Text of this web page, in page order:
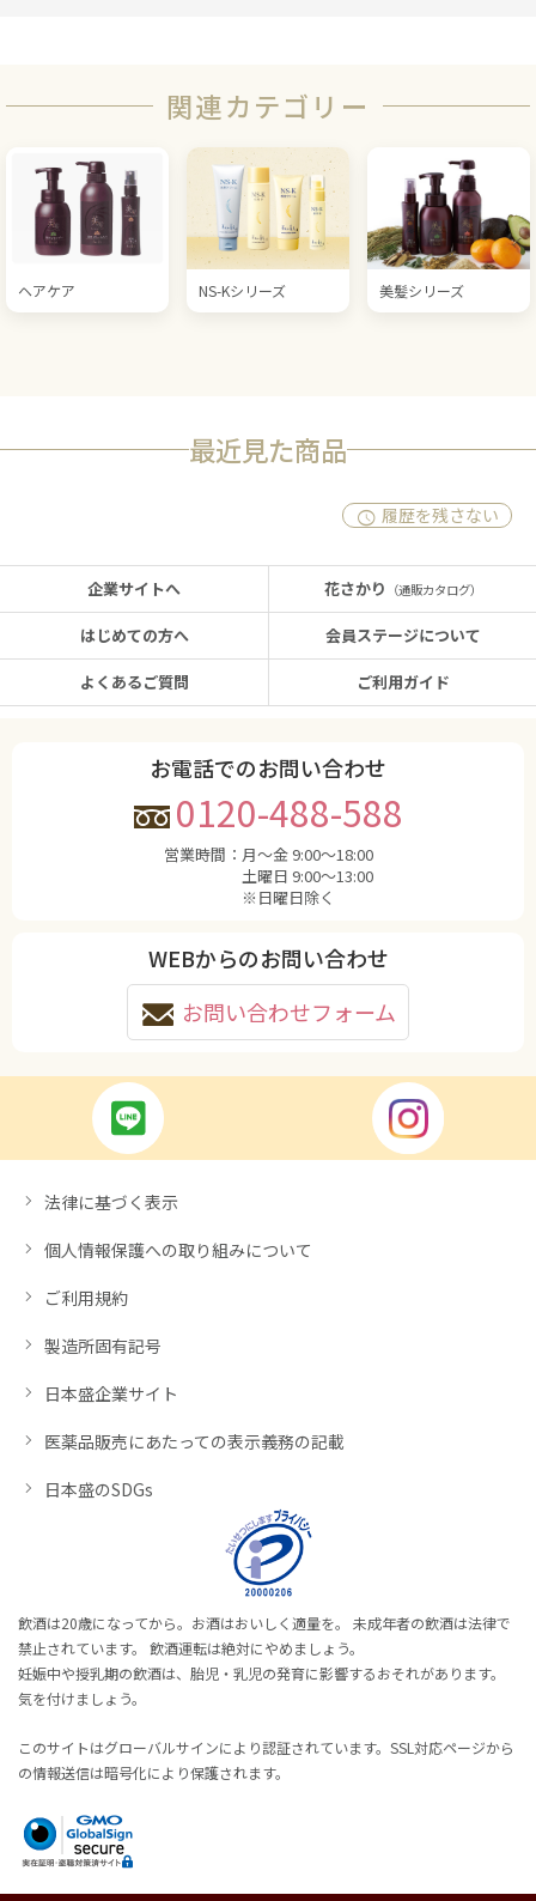
関連カテゴリー
ヘアケア NS-Kシリーズ 美髪シリーズ
最近見た商品
履歴を残さない
企業サイトへ
はじめての方へ
よくあるご質問
花さかり （通販カタログ）
会員ステージについて
ご利用ガイド
お電話でのお問い合わせ
0120-488-588
営業時間： 月〜金 9:00〜18:00
土曜日 9:00〜13:00
※日曜日除く
WEBからのお問い合わせ
お問い合わせフォーム
法律に基づく表示
個人情報保護への取り組みについて
ご利用規約
製造所固有記号
日本盛企業サイト
医薬品販売にあたっての表示義務の記載
日本盛のSDGs
飲酒は20歳になってから。お酒はおいしく適量を。 未成年者の飲酒は法律で
禁止されています。 飲酒運転は絶対にやめましょう。
妊娠中や授乳期の飲酒は、胎児・乳児の発育に影響するおそれがあります。
気を付けましょう。
このサイトはグローバルサインにより認証されています。SSL対応ページから
の情報送信は暗号化により保護されます。